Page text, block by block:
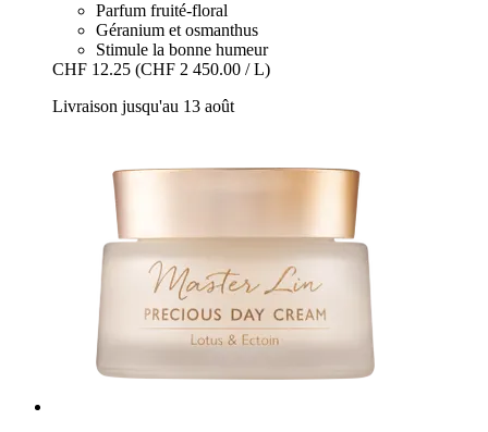
Parfum fruité-floral
Géranium et osmanthus
Stimule la bonne humeur
CHF 12.25 (CHF 2 450.00 / L)
Livraison jusqu'au 13 août